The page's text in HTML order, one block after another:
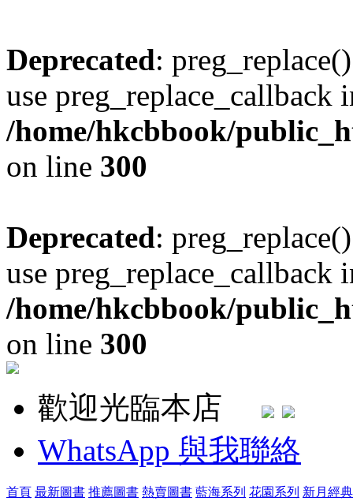
Deprecated:
use preg_replace_callback
/home/hkcbbook/
on line 300
Deprecated:
use preg_replace_callback
/home/hkcbbook/
on line 300
歡迎光臨本店
WhatsApp 與我聯絡
首頁 最新圖書 推薦圖書 熱賣圖書 藍海系列 花園系列 新月經